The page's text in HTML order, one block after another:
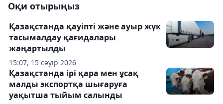
Оқи отырыңыз
15:07, 15 сәуір 2026
Қазақстанда қауіпті және ауыр жүк
тасымалдау қағидалары
жаңартылды
Қазақстанда ірі қара мен ұсақ
малды экспортқа шығаруға
уақытша тыйым салынды